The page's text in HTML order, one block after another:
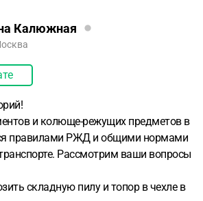
Калюжная
и колюще-режущих предметов в
правилами РЖД и общими нормами
Рассмотрим ваши вопросы
складную пилу и топор в чехле в